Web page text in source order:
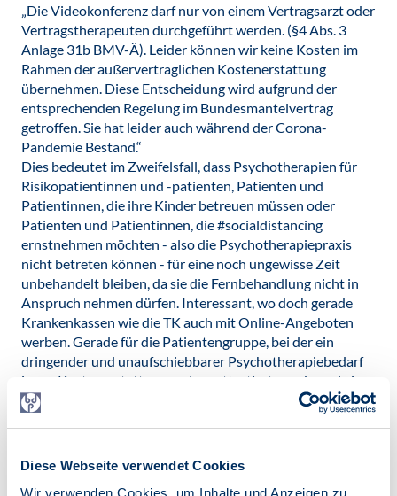
Diese Webseite verwendet Cookies
Wir verwenden Cookies, um Inhalte und Anzeigen zu
„Die Videokonferenz darf nur von einem Vertragsarzt oder
Vertragstherapeuten durchgeführt werden. (§4 Abs. 3
Anlage 31b BMV-Ä). Leider können wir keine Kosten im
Rahmen der außervertraglichen Kostenerstattung
übernehmen. Diese Entscheidung wird aufgrund der
entsprechenden Regelung im Bundesmantelvertrag
getroffen. Sie hat leider auch während der Corona-
Pandemie Bestand.“
Dies bedeutet im Zweifelsfall, dass Psychotherapien für
Risikopatientinnen und -patienten, Patienten und
Patientinnen, die ihre Kinder betreuen müssen oder
Patienten und Patientinnen, die #socialdistancing
ernstnehmen möchten - also die Psychotherapiepraxis
nicht betreten können - für eine noch ungewisse Zeit
unbehandelt bleiben, da sie die Fernbehandlung nicht in
Anspruch nehmen dürfen. Interessant, wo doch gerade
Krankenkassen wie die TK auch mit Online-Angeboten
werben. Gerade für die Patientengruppe, bei der ein
dringender und unaufschiebbarer Psychotherapiebedarf
ja per Kostenerstattungsantrag attestiert wurde und eine
Bewilligung der zustehenden Therapie oftmals erkämpft
werden musste, besonders dramatisch, unnötig und
Der VPP fordert daher:
Eine offizielle Stellungnahme der Techniker